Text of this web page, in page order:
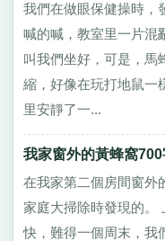
我們在做眼保健操時，
喊的喊，教室里一片混
叫我們坐好，可是，馬
縮，好像在玩打地鼠一
里安靜了一...
我家窗外的黃蜂窩700
在我家第二個房間窗外
家庭大掃除時發現的。
快，難得一個周末，我